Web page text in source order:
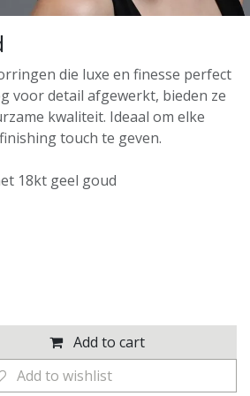
die luxe en finesse perfect
voor detail afgewerkt, bieden ze
kwaliteit. Ideaal om elke
touch te geven.
18kt geel goud
Add to cart
Add to wishlist